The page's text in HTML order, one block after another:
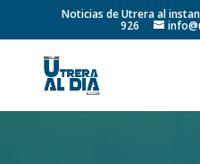
Noticias de Utrera al
926